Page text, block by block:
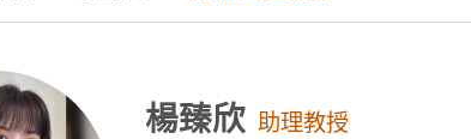
楊臻欣 助理教授